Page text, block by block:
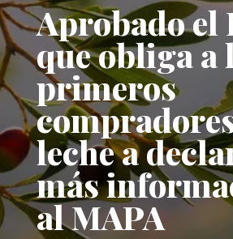
Aprobado el
que obliga a
primeros
leche a
más
al MAPA